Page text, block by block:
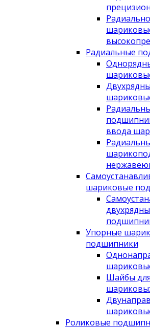
Радиальные
ввода
шариковые
Упорные
подшипники
Шайбы
Роликовые